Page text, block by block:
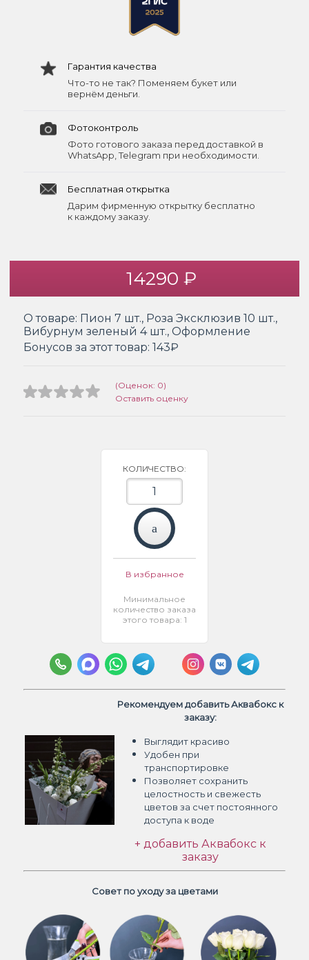
Гарантия качества
Что-то не так? Поменяем букет или
вернём деньги.
Фотоконтроль
Фото готового заказа перед доставкой в
WhatsApp, Telegram при необходимости.
Бесплатная открытка
Дарим фирменную открытку бесплатно
к каждому заказу.
14290 ₽
О товаре: Пион 7 шт., Роза Эксклюзив 10 шт.,
Вибурнум зеленый 4 шт., Оформление
Бонусов за этот товар: 143₽
(Оценок: 0)
Оставить оценку
КОЛИЧЕСТВО:
В избранное
Минимальное
количество заказа
этого товара: 1
Рекомендуем добавить Аквабокс к
заказу:
Выглядит красиво
Удобен при
транспортировке
Позволяет сохранить
целостность и свежесть
цветов за счет постоянного
доступа к воде
+ добавить Аквабокс к
заказу
Совет по уходу за цветами